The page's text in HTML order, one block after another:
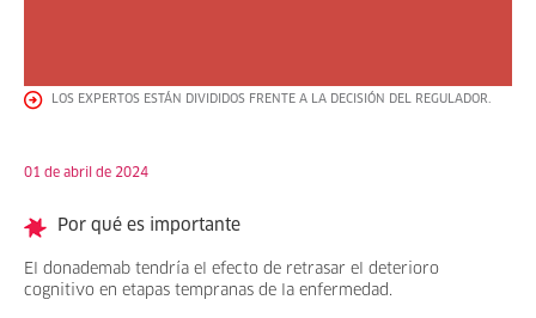
LOS EXPERTOS ESTÁN DIVIDIDOS FRENTE A LA DECISIÓN DEL REGULADOR.
01 de abril de 2024
Por qué es importante
El donademab tendría el efecto de retrasar el deterioro
cognitivo en etapas tempranas de la enfermedad.